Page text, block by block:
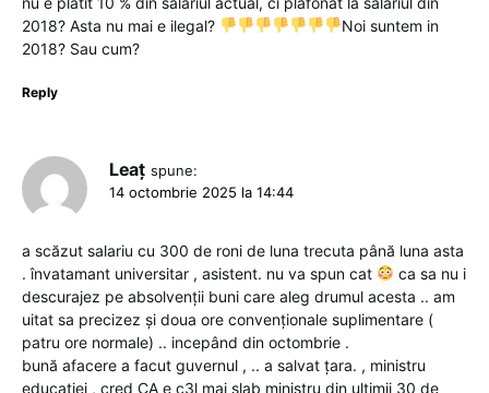
2018? Asta nu mai e ilegal?
Noi suntem in
2018? Sau cum?
Reply
Leaț spune:
14 octombrie 2025 la 14:44
a scăzut salariu cu 300 de roni de luna trecuta până luna asta
. învatamant universitar , asistent. nu va spun cat
ca sa nu i
descurajez pe absolvenții buni care aleg drumul acesta .. am
uitat sa precizez și doua ore convenționale suplimentare (
patru ore normale) .. incepând din octombrie .
bună afacere a facut guvernul , .. a salvat țara. , ministru
educației , cred CA e c3l mai slab ministru din ultimii 30 de